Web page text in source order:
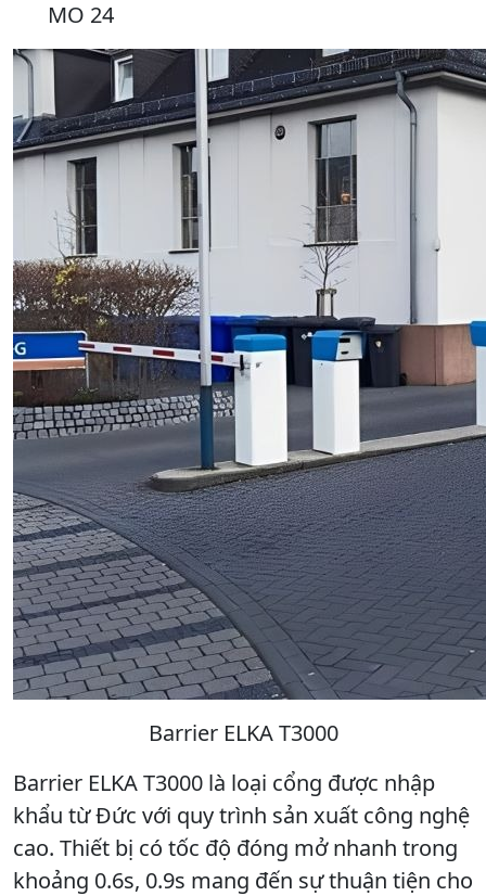
MO 24
Barrier ELKA T3000
Barrier ELKA T3000 là loại cổng được nhập
khẩu từ Đức với quy trình sản xuất công nghệ
cao. Thiết bị có tốc độ đóng mở nhanh trong
khoảng 0.6s, 0.9s mang đến sự thuận tiện cho